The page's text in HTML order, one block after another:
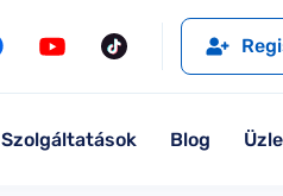
Szolgáltatások Blog